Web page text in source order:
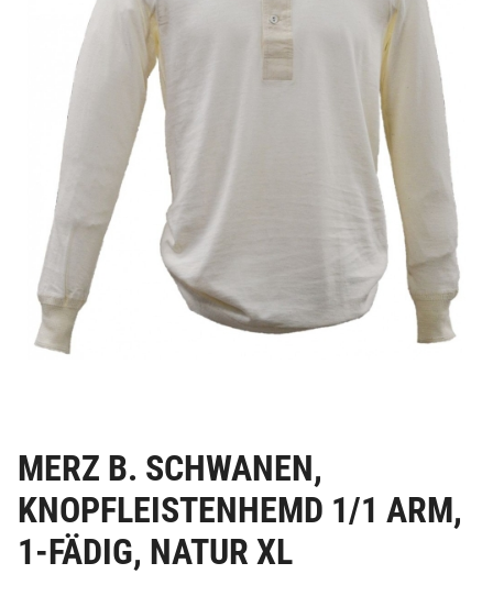
MERZ B. SCHWANEN,
KNOPFLEISTENHEMD 1/1 ARM,
1-FÄDIG, NATUR XL